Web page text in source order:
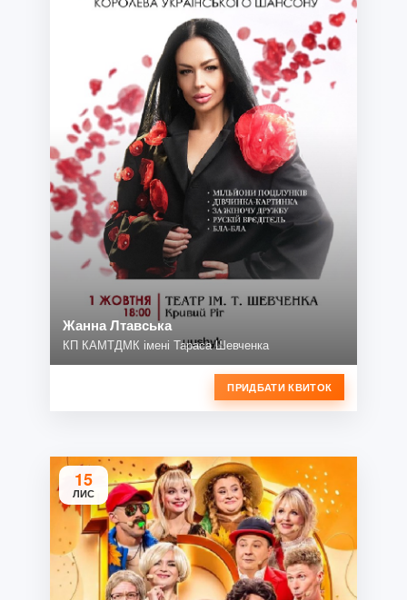
Жанна Лтавська
КП КАМТДМК імені Тараса Шевченка
ПРИДБАТИ КВИТОК
15
ЛИС